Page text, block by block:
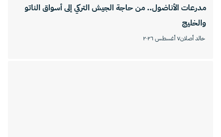
مدرعات الأناضول.. من حاجة الجيش التركي إلى أسواق الناتو
والخليج
خالد أصلان٧ أغسطس ٢٠٢٦